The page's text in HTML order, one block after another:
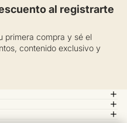
al registrarte
primera compra y sé el
contenido exclusivo y